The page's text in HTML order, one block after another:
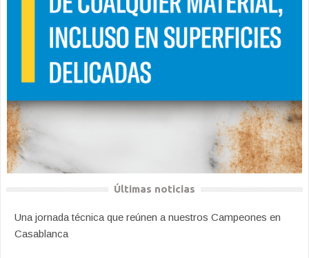
Últimas noticias
Una jornada técnica que reúnen a nuestros Campeones en
Casablanca